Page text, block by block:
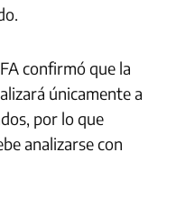
confirmó que la
únicamente a
por lo que
analizarse con